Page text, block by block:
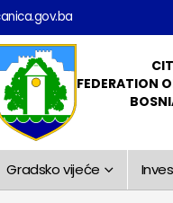
FEDERATION
Gradsko vijeće